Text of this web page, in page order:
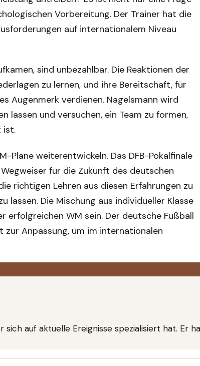
Vorbereitung. Der Trainer hat die
auf internationalem Niveau
sind unbezahlbar. Die Reaktionen der
zu lernen, und ihre Bereitschaft, für
Augenmerk verdienen. Nagelsmann wird
lassen und versuchen, ein Team zu formen,
ist.
Pläne weiterentwickeln. Das DFB-Pokalfinale
für die Zukunft des deutschen
richtigen Lehren aus diesen Erfahrungen zu
lassen. Die Mischung aus individueller Klasse
erfolgreichen WM sein. Der deutsche Fußball
Anpassung, um im internationalen
auf aktuelle Ereignisse spezialisiert hat. Er